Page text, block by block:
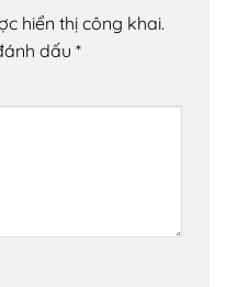
hiển thị công khai.
dấu *